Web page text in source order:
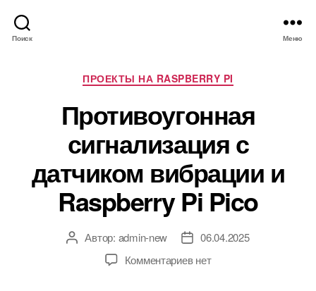
Поиск Меню
Р
у
б
р
и
к
и
ПРОЕКТЫ НА RASPBERRY PI
Противоугонная
сигнализация с
датчиком вибрации и
Raspberry Pi Pico
А Автор: admin-new
Д
т
06.04.2025
Комментариевк
нет